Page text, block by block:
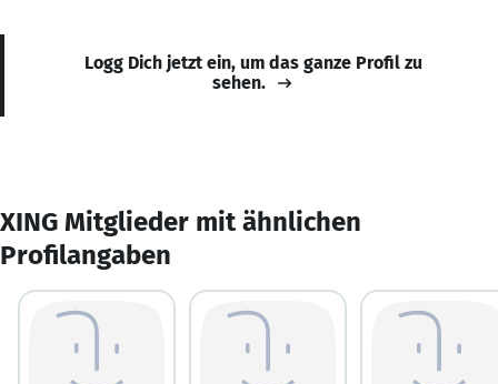
Logg Dich jetzt ein, um das ganze Profil zu
sehen.
XING Mitglieder mit ähnlichen
Profilangaben